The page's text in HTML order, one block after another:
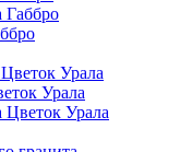
Габбро
Урала
Урала
Цветок Урала